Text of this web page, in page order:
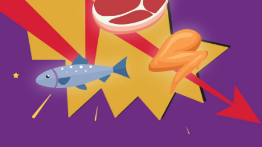
Bonaerense|
LA
PRECIOS
CONTIENE